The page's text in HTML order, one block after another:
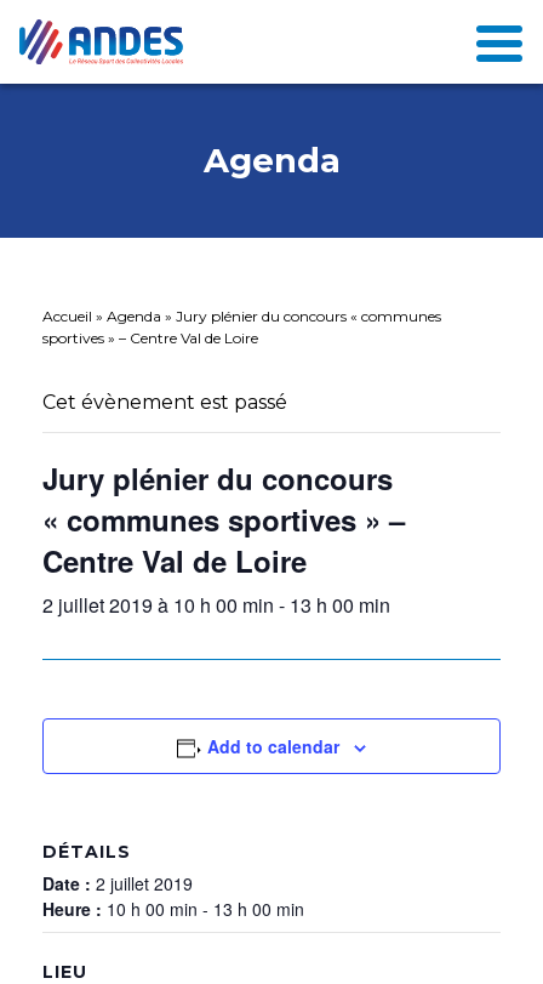
Agenda
Accueil » Agenda » Jury plénier du concours « communes
sportives » – Centre Val de Loire
Cet évènement est passé
Jury plénier du concours
« communes sportives » –
Centre Val de Loire
2 juillet 2019 à 10 h 00 min - 13 h 00 min
Add to calendar
DÉTAILS
Date : 2 juillet 2019
Heure : 10 h 00 min - 13 h 00 min
LIEU